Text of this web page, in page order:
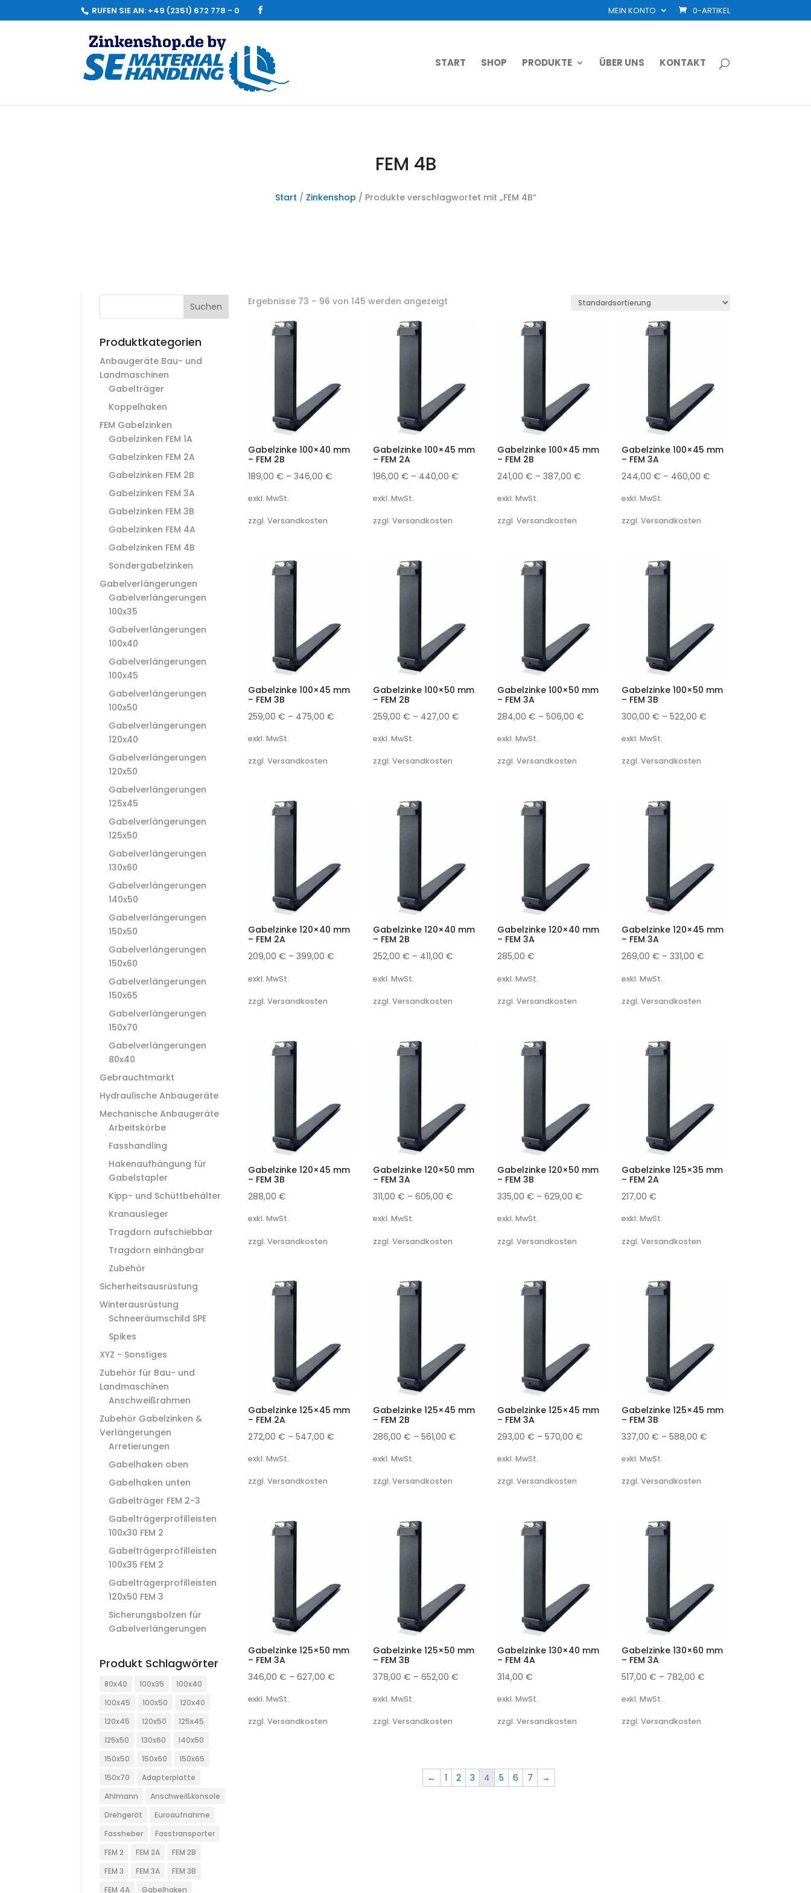
RUFEN SIE AN: +49 (2351) 672 778 - 0 MEIN KONTO 0-ARTIKEL
START SHOP PRODUKTE ÜBER UNS KONTAKT
FEM 4B
Start / Zinkenshop / Produkte verschlagwortet mit „FEM 4B“
Suchen
Produktkategorien
Anbaugeräte Bau- und
Landmaschinen
Gabelträger
Koppelhaken
FEM Gabelzinken
Gabelzinken FEM 1A
Gabelzinken FEM 2A
Gabelzinken FEM 2B
Gabelzinken FEM 3A
Gabelzinken FEM 3B
Gabelzinken FEM 4A
Gabelzinken FEM 4B
Sondergabelzinken
Gabelverlängerungen
Gabelverlängerungen
100x35
Gabelverlängerungen
100x40
Gabelverlängerungen
100x45
Gabelverlängerungen
100x50
Gabelverlängerungen
120x40
Gabelverlängerungen
120x50
Gabelverlängerungen
125x45
Gabelverlängerungen
125x50
Gabelverlängerungen
130x60
Gabelverlängerungen
140x50
Gabelverlängerungen
150x50
Gabelverlängerungen
150x60
Gabelverlängerungen
150x65
Gabelverlängerungen
150x70
Gabelverlängerungen
80x40
Gebrauchtmarkt
Hydraulische Anbaugeräte
Mechanische Anbaugeräte
Arbeitskörbe
Fasshandling
Hakenaufhängung für
Gabelstapler
Kipp- und Schüttbehälter
Kranausleger
Tragdorn aufschiebbar
Tragdorn einhängbar
Zubehör
Sicherheitsausrüstung
Winterausrüstung
Schneeräumschild SPE
Spikes
XYZ - Sonstiges
Zubehör für Bau- und
Landmaschinen
Anschweißrahmen
Zubehör Gabelzinken &
Verlängerungen
Arretierungen
Gabelhaken oben
Gabelhaken unten
Gabelträger FEM 2-3
Gabelträgerprofilleisten
100x30 FEM 2
Gabelträgerprofilleisten
100x35 FEM 2
Gabelträgerprofilleisten
120x50 FEM 3
Sicherungsbolzen für
Gabelverlängerungen
Produkt Schlagwörter
80x40 100x35
100x40
100x45
100x50
120x40
120x45
120x50
125x45
125x50
130x60
140x50
150x50
150x60
150x65
150x70
Adapterplatte
Ahlmann
Anschweißkonsole
Drehgerät
Euroaufnahme
Fassheber
Fasstransporter
FEM 2
FEM 2A
FEM 2B
FEM 3
FEM 3A
FEM 3B
FEM 4A
Gabelhaken
Ergebnisse 73 – 96 von 145 werden angezeigt
Gabelzinke 100×40 mm
– FEM 2B
189,00€ –346,00€
exkl. MwSt.
zzgl. Versandkosten
Gabelzinke 100×45 mm
– FEM 2A
196,00 € – 440,00 €
exkl. MwSt.
zzgl. Versandkosten
Gabelzinke 100×45 mm
– FEM 2B
241,00 € – 387,00 €
exkl. MwSt.
zzgl. Versandkosten
Gabelzinke 100×45 mm
– FEM 3A
244,00€ – 460,00€
exkl. MwSt.
zzgl. Versandkosten
Gabelzinke 100×45 mm
– FEM 3B
259,00€ – 475,00€
exkl. MwSt.
zzgl. Versandkosten
Gabelzinke 100×50 mm
– FEM 2B
259,00 € – 427,00 €
exkl. MwSt.
zzgl. Versandkosten
Gabelzinke 100×50 mm
– FEM 3A
284,00 € – 506,00 €
exkl. MwSt.
zzgl. Versandkosten
Gabelzinke 100×50 mm
– FEM 3B
300,00€ –522,00€
exkl. MwSt.
zzgl. Versandkosten
Gabelzinke 120×40 mm
– FEM 2A
209,00€ –399,00€
exkl. MwSt.
zzgl. Versandkosten
Gabelzinke 120×40 mm
– FEM 2B
252,00 € – 411,00 €
exkl. MwSt.
zzgl. Versandkosten
Gabelzinke 120×40 mm
– FEM 3A
285,00 €
exkl. MwSt.
zzgl. Versandkosten
Gabelzinke 120×45 mm
– FEM 3A
269,00€ –331,00€
exkl. MwSt.
zzgl. Versandkosten
Gabelzinke 120×45 mm
– FEM 3B
288,00€
exkl. MwSt.
zzgl. Versandkosten
Gabelzinke 120×50 mm
– FEM 3A
311,00 € – 605,00 €
exkl. MwSt.
zzgl. Versandkosten
Gabelzinke 120×50 mm
– FEM 3B
335,00 € – 629,00 €
exkl. MwSt.
zzgl. Versandkosten
Gabelzinke 125×35 mm
– FEM 2A
217,00€
exkl. MwSt.
zzgl. Versandkosten
Gabelzinke 125×45 mm
– FEM 2A
272,00€ –547,00€
exkl. MwSt.
zzgl. Versandkosten
Gabelzinke 125×45 mm
– FEM 2B
286,00 € – 561,00 €
exkl. MwSt.
zzgl. Versandkosten
Gabelzinke 125×45 mm
– FEM 3A
293,00 € – 570,00 €
exkl. MwSt.
zzgl. Versandkosten
Gabelzinke 125×45 mm
– FEM 3B
337,00€ –588,00€
exkl. MwSt.
zzgl. Versandkosten
Gabelzinke 125×50 mm
– FEM 3A
346,00€ –627,00€
exkl. MwSt.
zzgl. Versandkosten
Gabelzinke 125×50 mm
– FEM 3B
378,00 € – 652,00 €
exkl. MwSt.
zzgl. Versandkosten
Gabelzinke 130×40 mm
– FEM 4A
314,00 €
exkl. MwSt.
zzgl. Versandkosten
Gabelzinke 130×60 mm
– FEM 3A
517,00€ – 782,00€
exkl. MwSt.
zzgl. Versandkosten
← 1 2 3 4 5 6 7 →